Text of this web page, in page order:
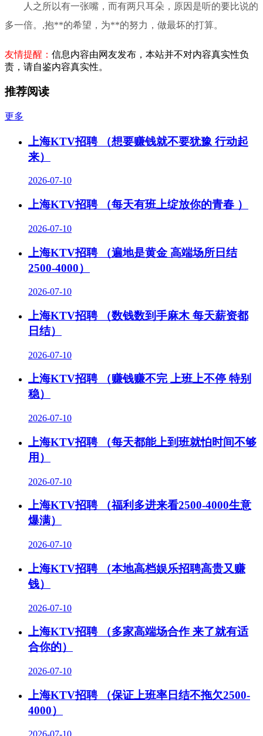
人之所以有一张嘴，而有两只耳朵，原因是听的要比说的
多一倍。,抱**的希望，为**的努力，做最坏的打算。
友情提醒： 信息内容由网友发布，本站并不对内容真实性负
责，请自鉴内容真实性。
推荐阅读
更多
上海KTV招聘 （想要赚钱就不要犹豫 行动起
来）
2026-07-10
上海KTV招聘 （每天有班上绽放你的青春 ）
2026-07-10
上海KTV招聘 （遍地是黄金 高端场所日结
2500-4000）
2026-07-10
上海KTV招聘 （数钱数到手麻木 每天薪资都
日结）
2026-07-10
上海KTV招聘 （赚钱赚不完 上班上不停 特别
稳）
2026-07-10
上海KTV招聘 （每天都能上到班就怕时间不够
用）
2026-07-10
上海KTV招聘 （福利多进来看2500-4000生意
爆满）
2026-07-10
上海KTV招聘 （本地高档娱乐招聘高贵又赚
钱）
2026-07-10
上海KTV招聘 （多家高端场合作 来了就有适
合你的）
2026-07-10
上海KTV招聘 （保证上班率日结不拖欠2500-
4000）